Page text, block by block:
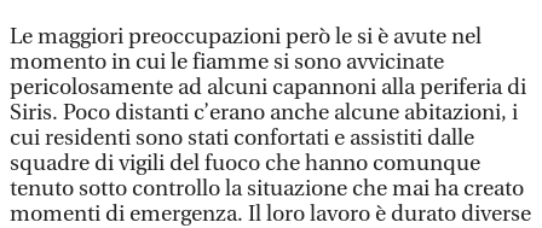
Le maggiori preoccupazioni però le si è avute nel
momento in cui le fiamme si sono avvicinate
pericolosamente ad alcuni capannoni alla periferia di
Siris. Poco distanti c’erano anche alcune abitazioni, i
cui residenti sono stati confortati e assistiti dalle
squadre di vigili del fuoco che hanno comunque
tenuto sotto controllo la situazione che mai ha creato
momenti di emergenza. Il loro lavoro è durato diverse